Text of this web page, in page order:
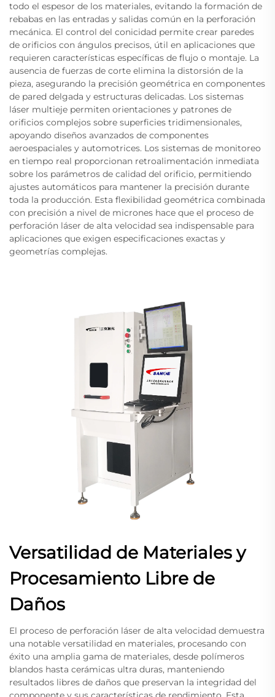
todo el espesor de los materiales, evitando la formación de
rebabas en las entradas y salidas común en la perforación
mecánica. El control del conicidad permite crear paredes
de orificios con ángulos precisos, útil en aplicaciones que
requieren características específicas de flujo o montaje. La
ausencia de fuerzas de corte elimina la distorsión de la
pieza, asegurando la precisión geométrica en componentes
de pared delgada y estructuras delicadas. Los sistemas
láser multieje permiten orientaciones y patrones de
orificios complejos sobre superficies tridimensionales,
apoyando diseños avanzados de componentes
aeroespaciales y automotrices. Los sistemas de monitoreo
en tiempo real proporcionan retroalimentación inmediata
sobre los parámetros de calidad del orificio, permitiendo
ajustes automáticos para mantener la precisión durante
toda la producción. Esta flexibilidad geométrica combinada
con precisión a nivel de micrones hace que el proceso de
perforación láser de alta velocidad sea indispensable para
aplicaciones que exigen especificaciones exactas y
geometrías complejas.
Versatilidad de Materiales y
Procesamiento Libre de
Daños
El proceso de perforación láser de alta velocidad demuestra
una notable versatilidad en materiales, procesando con
éxito una amplia gama de materiales, desde polímeros
blandos hasta cerámicas ultra duras, manteniendo
resultados libres de daños que preservan la integridad del